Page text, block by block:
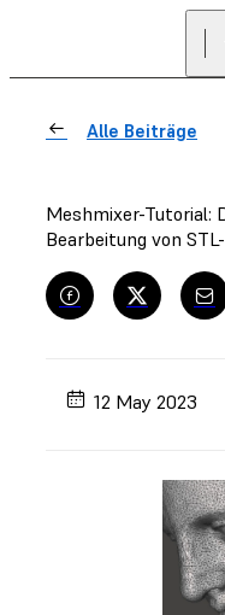
Alle Beiträge
Meshmixer-Tutorial:
Bearbeitung von
12 May 2023